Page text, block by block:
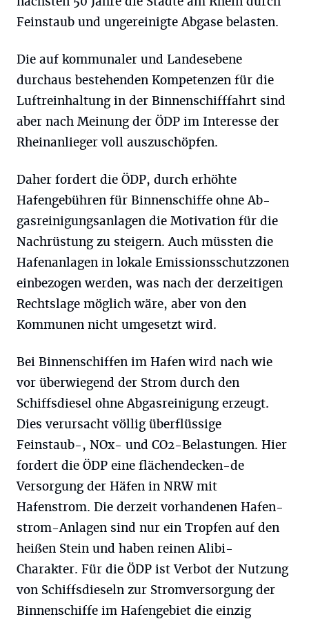
Feinstaub und ungereinigte Abgase belasten.
Die auf kommunaler und Landesebene
durchaus bestehenden Kompetenzen für die
Luftreinhaltung in der Binnenschifffahrt sind
aber nach Meinung der ÖDP im Interesse der
Rheinanlieger voll auszuschöpfen.
Daher fordert die ÖDP, durch erhöhte
Hafengebühren für Binnenschiffe ohne Ab-
gasreinigungsanlagen die Motivation für die
Nachrüstung zu steigern. Auch müssten die
Hafenanlagen in lokale Emissionsschutzzonen
einbezogen werden, was nach der derzeitigen
Rechtslage möglich wäre, aber von den
Kommunen nicht umgesetzt wird.
Bei Binnenschiffen im Hafen wird nach wie
vor überwiegend der Strom durch den
Schiffsdiesel ohne Abgasreinigung erzeugt.
Dies verursacht völlig überflüssige
Feinstaub-, NOx- und CO2-Belastungen. Hier
fordert die ÖDP eine flächendecken-de
Versorgung der Häfen in NRW mit
Hafenstrom. Die derzeit vorhandenen Hafen-
strom-Anlagen sind nur ein Tropfen auf den
heißen Stein und haben reinen Alibi-
Charakter. Für die ÖDP ist Verbot der Nutzung
von Schiffsdieseln zur Stromversorgung der
Binnenschiffe im Hafengebiet die einzig